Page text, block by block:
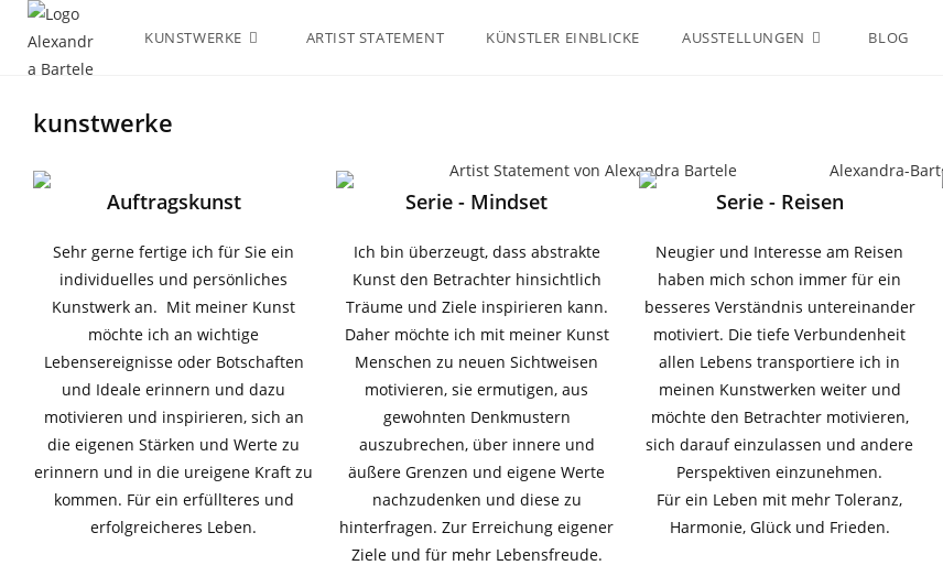
KUNSTWERKE ARTIST STATEMENT KÜNSTLER EINBLICKE AUSSTELLUNGEN BLOG
kunstwerke
Auftragskunst
Sehr gerne fertige ich für Sie ein
individuelles und persönliches
Kunstwerk an. Mit meiner Kunst
möchte ich an wichtige
Lebensereignisse oder Botschaften
und Ideale erinnern und dazu
motivieren und inspirieren, sich an
die eigenen Stärken und Werte zu
erinnern und in die ureigene Kraft zu
kommen. Für ein erfüllteres und
erfolgreicheres Leben.
Serie - Mindset
Ich bin überzeugt, dass abstrakte
Kunst den Betrachter hinsichtlich
Träume und Ziele inspirieren kann.
Daher möchte ich mit meiner Kunst
Menschen zu neuen Sichtweisen
motivieren, sie ermutigen, aus
gewohnten Denkmustern
auszubrechen, über innere und
äußere Grenzen und eigene Werte
nachzudenken und diese zu
hinterfragen. Zur Erreichung eigener
Ziele und für mehr Lebensfreude.
Serie - Reisen
Neugier und Interesse am Reisen
haben mich schon immer für ein
besseres Verständnis untereinander
motiviert. Die tiefe Verbundenheit
allen Lebens transportiere ich in
meinen Kunstwerken weiter und
möchte den Betrachter motivieren,
sich darauf einzulassen und andere
Perspektiven einzunehmen.
Für ein Leben mit mehr Toleranz,
Harmonie, Glück und Frieden.